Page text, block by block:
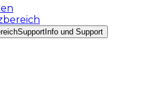
Support Info und Support